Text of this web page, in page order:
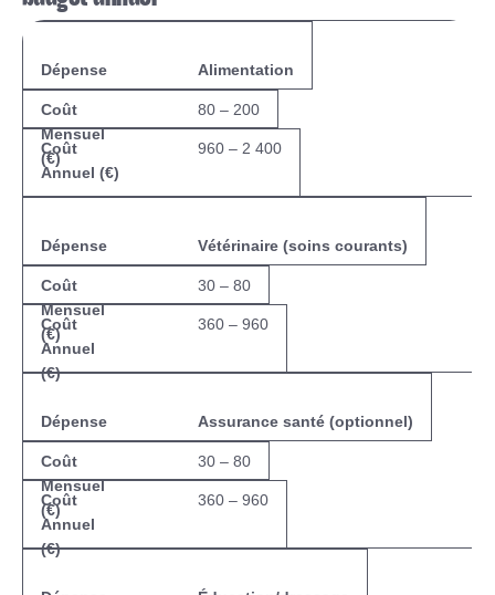
Alimentation
80 – 200
960 – 2 400
Vétérinaire (soins courants)
30 – 80
360 – 960
Assurance santé (optionnel)
30 – 80
360 – 960